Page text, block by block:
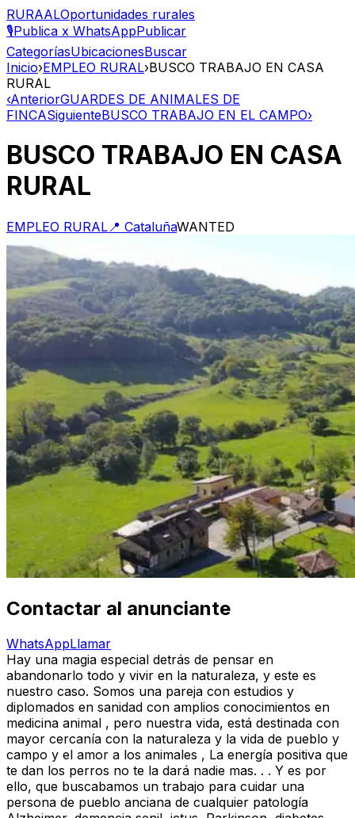
RURAALOportunidades rurales
🎙️Publica x WhatsAppPublicar
CategoríasUbicacionesBuscar
Inicio›EMPLEO RURAL›BUSCO TRABAJO EN CASA
RURAL
‹AnteriorGUARDES DE ANIMALES DE
FINCASiguienteBUSCO TRABAJO EN EL CAMPO›
BUSCO TRABAJO EN CASA
RURAL
EMPLEO RURAL 📍 CataluñaWANTED
Contactar al anunciante
WhatsAppLlamar
Hay una magia especial detrás de pensar en
abandonarlo todo y vivir en la naturaleza, y este es
nuestro caso. Somos una pareja con estudios y
diplomados en sanidad con amplios conocimientos en
medicina animal , pero nuestra vida, está destinada con
mayor cercanía con la naturaleza y la vida de pueblo y
campo y el amor a los animales , La energía positiva que
te dan los perros no te la dará nadie mas. . . Y es por
ello, que buscabamos un trabajo para cuidar una
persona de pueblo anciana de cualquier patología